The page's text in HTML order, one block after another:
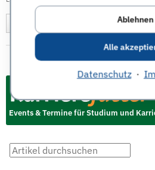
Ablehnen
Alle
Datenschutz·
Diesen
Events & Termine für Studium und